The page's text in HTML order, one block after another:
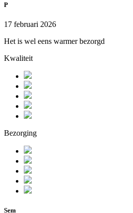
P
17 februari 2026
Het is wel eens warmer bezorgd
Kwaliteit
Bezorging
Sem